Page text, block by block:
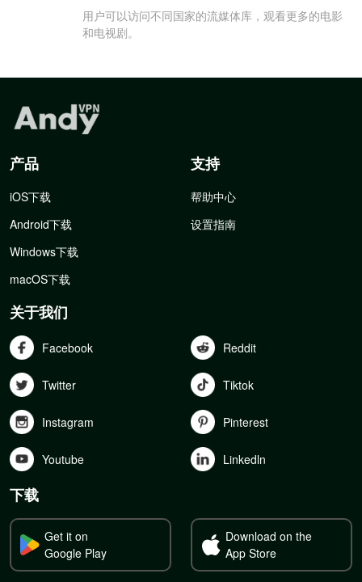
用户可以访问不同国家的流媒体库，观看更多的电影
和电视剧。
产品
iOS下载
Android下载
Windows下载
macOS下载
支持
帮助中心
设置指南
关于我们
Facebook Reddit
Twitter Tiktok
Instagram Pinterest
Youtube Linkedln
下载
Get it on
Google Play
Download on the
App Store